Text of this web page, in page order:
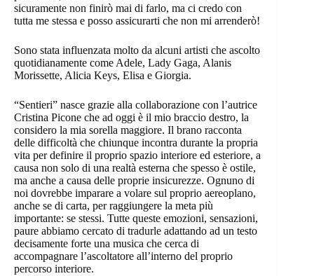
sicuramente non finirò mai di farlo, ma ci credo con
tutta me stessa e posso assicurarti che non mi arrenderò!
Sono stata influenzata molto da alcuni artisti che ascolto
quotidianamente come Adele, Lady Gaga, Alanis
Morissette, Alicia Keys, Elisa e Giorgia.
“Sentieri” nasce grazie alla collaborazione con l’autrice
Cristina Picone che ad oggi è il mio braccio destro, la
considero la mia sorella maggiore. Il brano racconta
delle difficoltà che chiunque incontra durante la propria
vita per definire il proprio spazio interiore ed esteriore, a
causa non solo di una realtà esterna che spesso è ostile,
ma anche a causa delle proprie insicurezze. Ognuno di
noi dovrebbe imparare a volare sul proprio aereoplano,
anche se di carta, per raggiungere la meta più
importante: se stessi. Tutte queste emozioni, sensazioni,
paure abbiamo cercato di tradurle adattando ad un testo
decisamente forte una musica che cerca di
accompagnare l’ascoltatore all’interno del proprio
percorso interiore.